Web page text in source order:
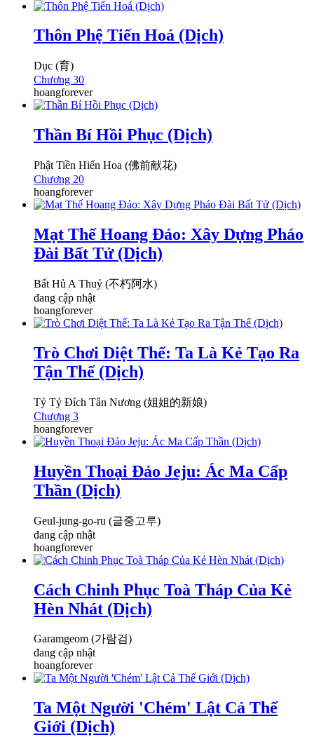
Thôn Phệ Tiến Hoá (Dịch)
Dục (育)
Chương 30
hoangforever
Thần Bí Hồi Phục (Dịch)
Phật Tiền Hiến Hoa (佛前献花)
Chương 20
hoangforever
Mạt Thế Hoang Đảo: Xây Dựng Pháo
Đài Bất Tử (Dịch)
Bất Hủ A Thuỷ (不朽阿水)
đang cập nhật
hoangforever
Trò Chơi Diệt Thế: Ta Là Kẻ Tạo Ra
Tận Thế (Dịch)
Tỷ Tỷ Đích Tân Nương (姐姐的新娘)
Chương 3
hoangforever
Huyền Thoại Đảo Jeju: Ác Ma Cấp
Thần (Dịch)
Geul-jung-go-ru (글중고루)
đang cập nhật
hoangforever
Cách Chinh Phục Toà Tháp Của Kẻ
Hèn Nhát (Dịch)
Garamgeom (가람검)
đang cập nhật
hoangforever
Ta Một Người 'Chém' Lật Cả Thế
Giới (Dịch)